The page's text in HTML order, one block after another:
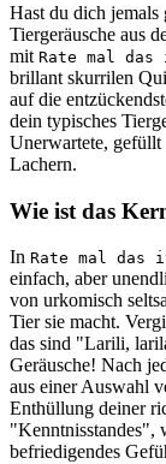
Hast du dich jemals
Tiergeräusche aus
mit Rate mal
brillant skurrilen
auf die
dein typisches
Unerwartete,
Lachern.
Wie ist das
In Rate mal das
einfach, aber
von urkomisch
Tier sie macht.
das sind "Larili,
Geräusche! Nach
aus einer Auswahl
Enthüllung deiner
"Kenntnisstandes",
befriedigendes